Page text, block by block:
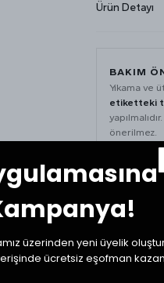
Ürün Detayı
BAKIM
Yıkama ve
etiketteki
önerilmez.
480 Gsm
üzerinden yeni üyelik
ücretsiz eşofman